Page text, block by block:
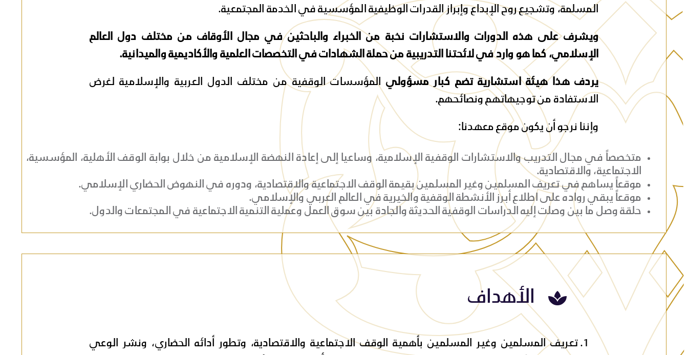
المسلمة، وتشجيع روح الإبداع وإبراز القدرات الوظيفية المؤسسية في الخدمة المجتمعية.
ويشرف على هذه الدورات والاستشارات نخبة من الخبراء والباحثين في مجال الأوقاف من مختلف دول العالم
الإسلامي، كما هو وارد في لائحتنا التدريبية من حملة الشهادات في التخصصات العلمية والأكاديمية والميدانية.
يردف هذا هيئة استشارية تضم كبار مسؤولي
المؤسسات الوقفية من مختلف الدول العربية والإسلامية لغرض
الاستفادة من توجيهاتهم ونصائحهم.
وإننا نرجو أن يكون موقع معهدنا:
متخصصاً في مجال التدريب والاستشارات الوقفية الإسلامية، وساعيا إلى إعادة النهضة الإسلامية من خلال بوابة الوقف الأهلية، المؤسسية،
الاجتماعية، والاقتصادية.
موقعاً يساهم في تعريف المسلمين وغير المسلمين بقيمة الوقف الاجتماعية والاقتصادية، ودوره في النهوض الحضاري الإسلامي.
موقعاً يبقي رواده على اطلاع أبرز الأنشطة الوقفية والخيرية في العالم العربي والإسلامي.
حلقة وصل ما بين وصلت إليه الدراسات الوقفية الحديثة والجادة بين سوق العمل وعملية التنمية الاجتماعية في المجتمعات والدول.
الأهداف
تعريف المسلمين وغير المسلمين بأهمية الوقف الاجتماعية والاقتصادية، وتطور أدائه الحضاري، ونشر الوعي